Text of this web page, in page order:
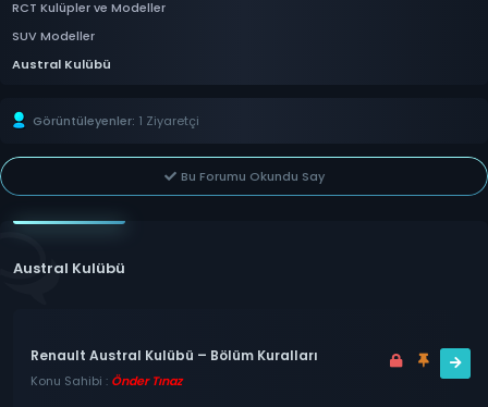
RCT Kulüpler ve Modeller
SUV Modeller
Austral Kulübü
Görüntüleyenler: 1 Ziyaretçi
Bu Forumu Okundu Say
Austral Kulübü
Renault Austral Kulübü – Bölüm Kuralları
Konu Sahibi : Önder Tınaz